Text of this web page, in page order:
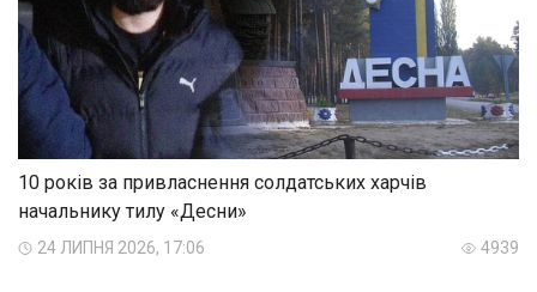
10 років за привласнення солдатських харчів
начальнику тилу «Десни»
24 ЛИПНЯ 2026, 17:06 4939